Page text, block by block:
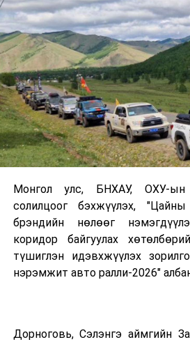
Монгол улс, БНХАУ, ОХУ-ын
солилцоог бэхжүүлэх,
брэндийн нөлөөг
коридор байгуулах
түшиглэн идэвхжүүлэх
нэрэмжит авто ралли-2026"
Дорноговь, Сэлэнгэ аймгийн